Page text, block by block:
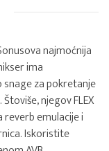
najmoćnija
ima
snage za pokretanje
njegov FLEX
emulacije i
Iskoristite